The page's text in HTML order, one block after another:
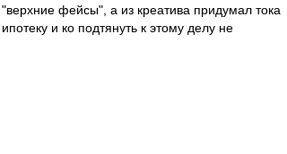
"верхние фейсы", а из креатива придумал тока
ипотеку и ко подтянуть к этому делу не